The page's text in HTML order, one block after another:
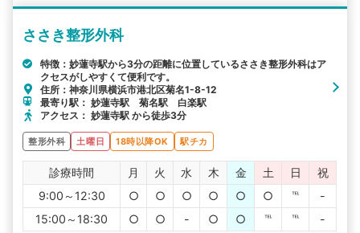
ささき整形外科
特徴：妙蓮寺駅から3分の距離に位置しているささき整形外科はア
クセスがしやすくて便利です。
住所：神奈川県横浜市港北区菊名1-8-12
最寄り駅： 妙蓮寺駅 菊名駅 白楽駅
アクセス： 妙蓮寺駅 から徒歩3分
整形外科 土曜日 18時以降OK 駅チカ
診療時間 月 火 水 木 金 土 日
祝
9:00～12:30
○ ○ ○ ○ ○ ○ ℡
-
15:00～18:30
○ ○ - ○ ○ ℡ ℡ -